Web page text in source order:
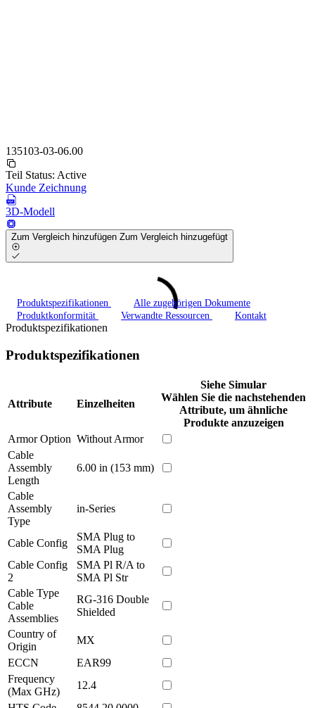
135103-03-06.00
Teil Status: Active
Kunde Zeichnung
3D-Modell
Zum Vergleich hinzufügen Zum Vergleich hinzugefügt
Produktspezifikationen
Alle zugehörigen Dokumente
Produktkonformität
Verwandte Ressourcen Kontakt
Produktspezifikationen
Produktspezifikationen
Attribute Einzelheiten
Siehe Simular
Wählen Sie die nachstehenden
Attribute, um ähnliche
Produkte anzuzeigen
Armor Option Without Armor
Cable
Assembly
Length
6.00 in (153 mm)
Cable
Assembly
Type
in-Series
Cable Config
SMA Plug to
SMA Plug
Cable Config
2
SMA Pl R/A to
SMA Pl Str
Cable Type
Cable
Assemblies
RG-316 Double
Shielded
Country of
Origin
MX
ECCN
EAR99
Frequency
(Max GHz)
12.4